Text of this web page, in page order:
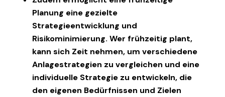
Planung eine gezielte
Strategieentwicklung und
Risikominimierung. Wer frühzeitig plant,
kann sich Zeit nehmen, um verschiedene
Anlagestrategien zu vergleichen und eine
individuelle Strategie zu entwickeln, die
den eigenen Bedürfnissen und Zielen